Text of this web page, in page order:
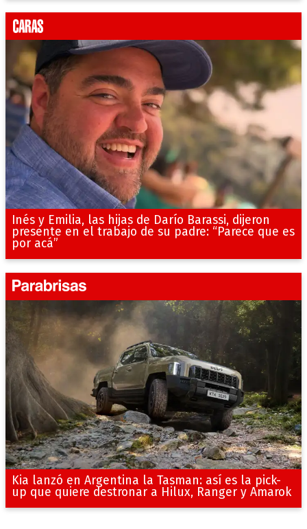
Inés y Emilia, las hijas de Darío Barassi, dijeron
presente en el trabajo de su padre: “Parece que es
por acá”
Kia lanzó en Argentina la Tasman: así es la pick-
up que quiere destronar a Hilux, Ranger y Amarok